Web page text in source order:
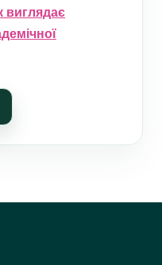
виглядає